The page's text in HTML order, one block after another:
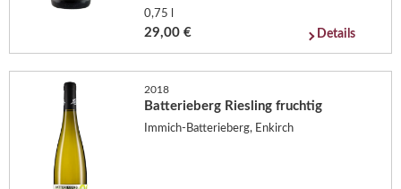
0,75 l
29,00 € Details
2018
Batterieberg Riesling fruchtig
Immich-Batterieberg, Enkirch